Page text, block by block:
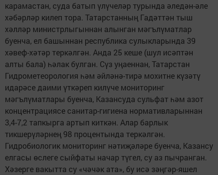
карамастан, суда батып үлүчеләр турында әледән-әле
хәбәрләр килеп тора. Татарстанның Гадәттән тыш
хәлләр министрлыгыннан алынган мәгълүматлар
буенча, ел башыннан рес­публика сулыкларында 39
хәвеф-хәтәр теркәлгән. Анда 25 кеше (шул исәптән
алты бала) һәлак булган. Сүз уңаеннан, Татарстан
Гидрометеорология һәм әйләнә-тирә мохитне күзәтү
идарәсе даими үткәреп килүче мониторинг
мәгълүматлары буенча, Казансуда сульфат һәм азот
концентрациясе санитар-гигиена нормативларыннан
3,4-7,2 тапкырга артып киткән. Алар барлык
тикшерүләрнең 98 процентында теркәлгән.
Гидробиологик мониторинг нәтиҗәләре буенча, Казансу
елгасы өслеге сыйфаты начар түгел, су аз пычранган.
Хәзерге вакытта су «чәчәк ата», бу исә зәңгәр-яшел